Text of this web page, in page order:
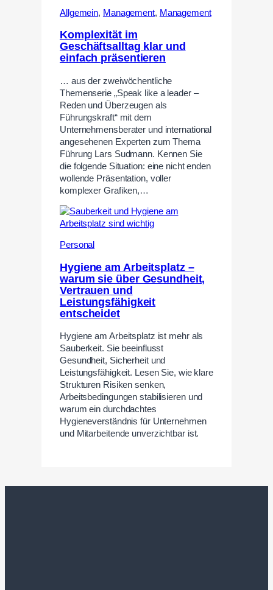
Allgemein, Management, Management
Komplexität im
Geschäftsalltag klar und
einfach präsentieren
… aus der zweiwöchentliche
Themenserie „Speak like a leader –
Reden und Überzeugen als
Führungskraft“ mit dem
Unternehmensberater und international
angesehenen Experten zum Thema
Führung Lars Sudmann. Kennen Sie
die folgende Situation: eine nicht enden
wollende Präsentation, voller
komplexer Grafiken,…
Personal
Hygiene am Arbeitsplatz –
warum sie über Gesundheit,
Vertrauen und
Leistungsfähigkeit
entscheidet
Hygiene am Arbeitsplatz ist mehr als
Sauberkeit. Sie beeinflusst
Gesundheit, Sicherheit und
Leistungsfähigkeit. Lesen Sie, wie klare
Strukturen Risiken senken,
Arbeitsbedingungen stabilisieren und
warum ein durchdachtes
Hygieneverständnis für Unternehmen
und Mitarbeitende unverzichtbar ist.